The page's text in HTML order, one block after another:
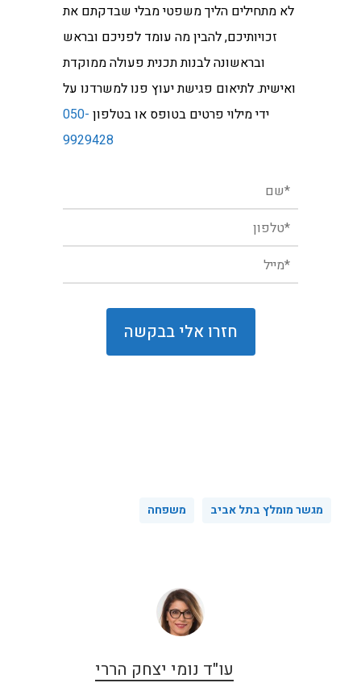
לא מתחילים הליך משפטי מבלי שבדקתם את
זכויותיכם, להבין מה עומד לפניכם ובראש
ובראשונה לבנות תכנית פעולה ממוקדת
ואישית. לתיאום פגישת יעוץ פנו למשרדנו על
ידי מילוי פרטים בטופס או בטלפון 050-
9929428
מגשר מומלץ בתל אביב משפחה
עו"ד נומי יצחק הררי